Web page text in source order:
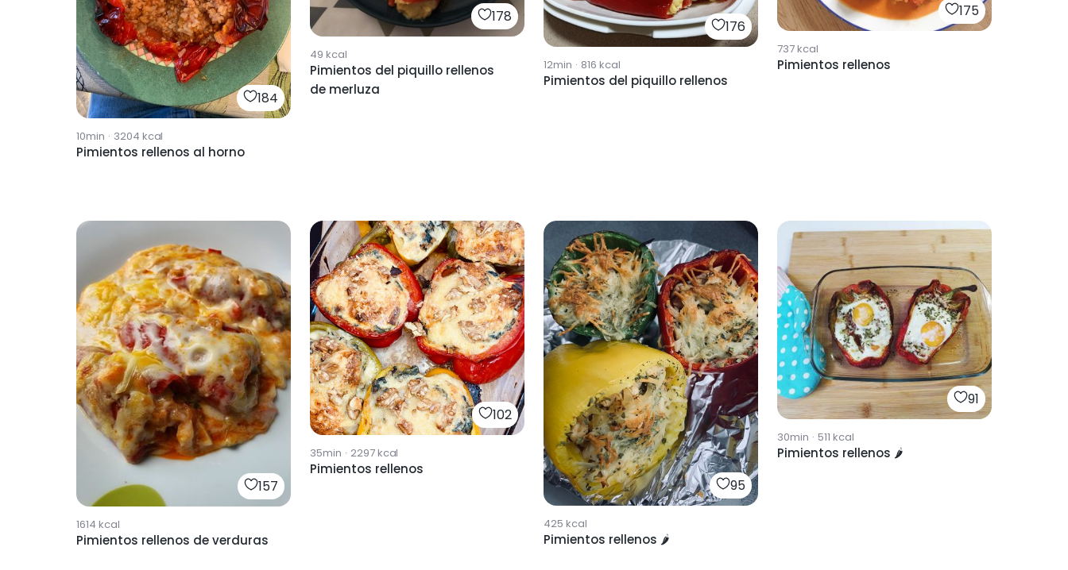
184
10min · 3204 kcal
Pimientos rellenos al horno
178
49 kcal
Pimientos del piquillo rellenos
de merluza
176
12min · 816 kcal
Pimientos del piquillo rellenos
175
737kcal
Pimientos rellenos
157
1614 kcal
Pimientos rellenos de verduras
102
35min · 2297kcal
Pimientos rellenos
95
425 kcal
Pimientos rellenos 🌶
91
30min · 511 kcal
Pimientos rellenos 🌶️